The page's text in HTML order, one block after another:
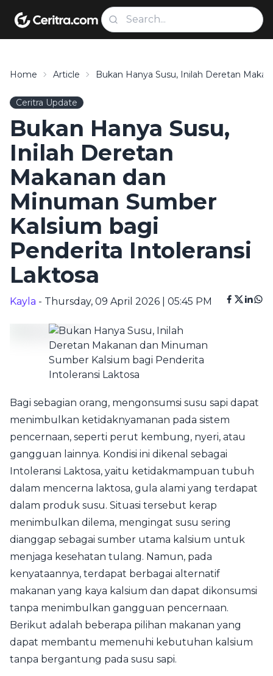
Home Article Bukan Hanya Susu, Inilah Deretan
Ceritra Update
Bukan Hanya Susu,
Inilah Deretan
Makanan dan
Minuman Sumber
Kalsium bagi
Penderita Intoleransi
Laktosa
Kayla - Thursday, 09 April 2026 | 05:45 PM
Bagi sebagian orang, mengonsumsi susu sapi dapat
menimbulkan ketidaknyamanan pada sistem
pencernaan, seperti perut kembung, nyeri, atau
gangguan lainnya. Kondisi ini dikenal sebagai
Intoleransi Laktosa, yaitu ketidakmampuan tubuh
dalam mencerna laktosa, gula alami yang terdapat
dalam produk susu. Situasi tersebut kerap
menimbulkan dilema, mengingat susu sering
dianggap sebagai sumber utama kalsium untuk
menjaga kesehatan tulang. Namun, pada
kenyataannya, terdapat berbagai alternatif
makanan yang kaya kalsium dan dapat dikonsumsi
tanpa menimbulkan gangguan pencernaan.
Berikut adalah beberapa pilihan makanan yang
dapat membantu memenuhi kebutuhan kalsium
tanpa bergantung pada susu sapi.